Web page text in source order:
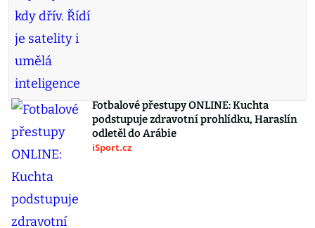
Fotbalové přestupy ONLINE: Kuchta
podstupuje zdravotní prohlídku, Haraslín
odletěl do Arábie
iSport.cz